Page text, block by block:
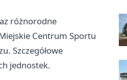
różnorodne
Centrum Sportu
Szczegółowe
jednostek.